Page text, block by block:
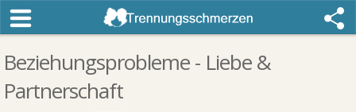
Beziehungsprobleme - Liebe &
Partnerschaft